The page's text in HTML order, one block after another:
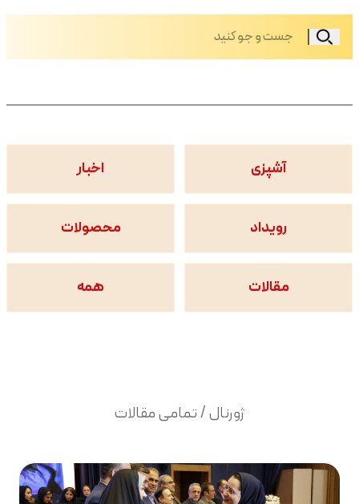
آشپزی اخبار
رویداد محصولات
مقالات همه
ژورنال / تمامی مقالات